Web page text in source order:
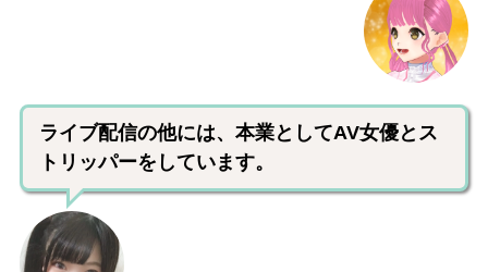
ライブ配信の他には、本業としてAV女優とス
トリッパーをしています。